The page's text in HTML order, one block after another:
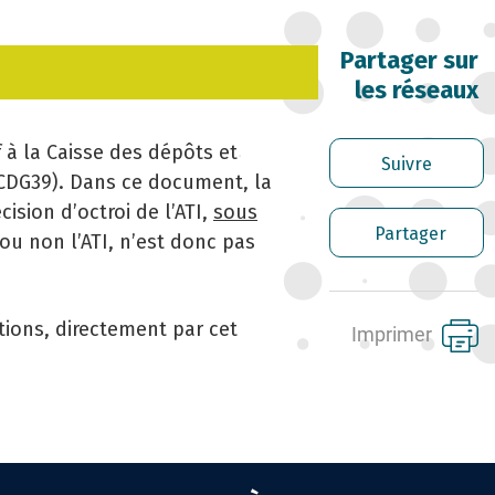
LES AGENTS CONTRACTUELS
TERRITORIAL
ET PRÉVENTION DES RISQUES
ARCHIVAGE
la Caisse des dépôts et
Dans ce document, la
d’octroi de l’ATI, sous
non l’ATI, n’est donc pas
directement par cet
Partager sur
les réseaux
Suivre
Partager
Imprimer